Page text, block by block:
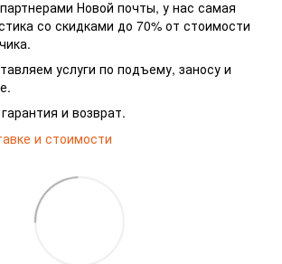
Новой почты, у нас самая
со скидками до 70% от стоимости
услуги по подъему, заносу и
и возврат.
и стоимости